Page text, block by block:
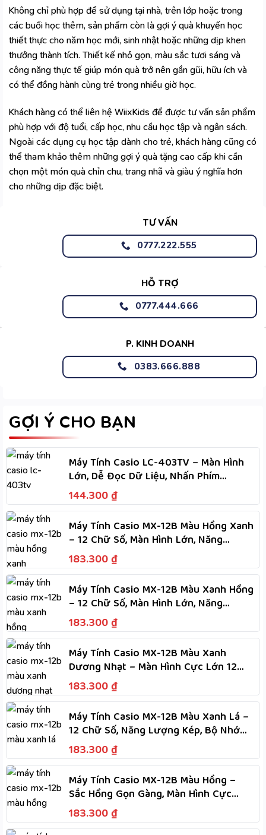
Không chỉ phù hợp để sử dụng tại nhà, trên lớp hoặc trong
các buổi học thêm, sản phẩm còn là gợi ý quà khuyến học
thiết thực cho năm học mới, sinh nhật hoặc những dịp khen
thưởng thành tích. Thiết kế nhỏ gọn, màu sắc tươi sáng và
công năng thực tế giúp món quà trở nên gần gũi, hữu ích và
có thể đồng hành cùng trẻ trong nhiều giờ học.
Khách hàng có thể liên hệ WiixKids để được tư vấn sản phẩm
phù hợp với độ tuổi, cấp học, nhu cầu học tập và ngân sách.
Ngoài các dụng cụ học tập dành cho trẻ, khách hàng cũng có
thể tham khảo thêm những gợi ýquà tặng cao cấpkhi cần
chọn một món quà chỉn chu, trang nhã và giàu ý nghĩa hơn
cho những dịp đặc biệt.
TƯ VẤN
0777.222.555
HỖ TRỢ
0777.444.666
P. KINH DOANH
0383.666.888
GỢI Ý CHO BẠN
Máy Tính Casio LC-403TV – Màn Hình
Lớn, Dễ Đọc Dữ Liệu, Nhấn Phím
Nhanh, Dùng Hai Nguồn
144.300 ₫
Máy Tính Casio MX-12B Màu Hồng Xanh
– 12 Chữ Số, Màn Hình Lớn, Năng
Lượng Kép Dùng Hai Nguồn
183.300 ₫
Máy Tính Casio MX-12B Màu Xanh Hồng
– 12 Chữ Số, Màn Hình Lớn, Năng
Lượng Kép Dùng Hai Nguồn
183.300 ₫
Máy Tính Casio MX-12B Màu Xanh
Dương Nhạt – Màn Hình Cực Lớn 12
Chữ Số, Năng Lượng Kép
183.300 ₫
Máy Tính Casio MX-12B Màu Xanh Lá –
12 Chữ Số, Năng Lượng Kép, Bộ Nhớ
Độc Lập, Tính Nhanh
183.300 ₫
Máy Tính Casio MX-12B Màu Hồng –
Sắc Hồng Gọn Gàng, Màn Hình Cực
Lớn, Phím Dẻo, Tính Nhanh
183.300 ₫